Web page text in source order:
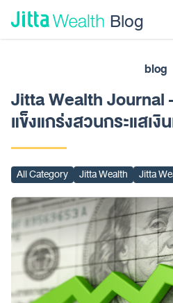
Skip to content - ข้ามไปที่เนื้อหา
Blog
ลงทุนอัตโนมัติ
blog
Jitta Wealth
แข็งแกร่งสวนกระแสเงิ
All Category Jitta Wealth Jitta